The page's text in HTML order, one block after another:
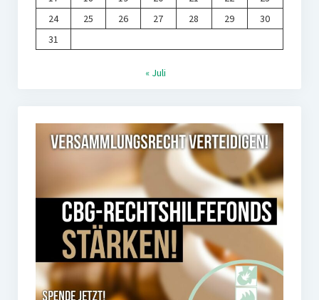
24
25 26 27 28 29
30
31
« Juli